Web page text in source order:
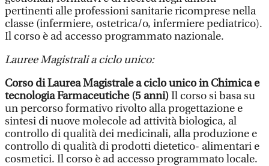
pertinenti alle professioni sanitarie ricomprese nella
classe (infermiere, ostetrica/o, infermiere pediatrico).
Il corso è ad accesso programmato nazionale.
Lauree Magistrali a ciclo unico:
Corso di Laurea Magistrale a ciclo unico in Chimica e
tecnologia Farmaceutiche (5 anni)Il corso si basa su
un percorso formativo rivolto alla progettazione e
sintesi di nuove molecole ad attività biologica, al
controllo di qualità dei medicinali, alla produzione e
controllo di qualità di prodotti dietetico- alimentari e
cosmetici. Il corso è ad accesso programmato locale.